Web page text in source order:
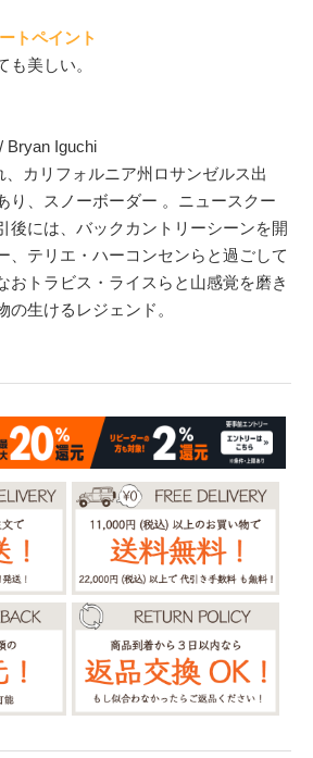
トペイント
も美しい。
Bryan Iguchi
、カリフォルニア州ロサンゼルス出
り、スノーボーダー 。ニュースクー
後には、バックカントリーシーンを開
、テリエ・ハーコンセンらと過ごして
おトラビス・ライスらと山感覚を磨き
生けるレジェンド。